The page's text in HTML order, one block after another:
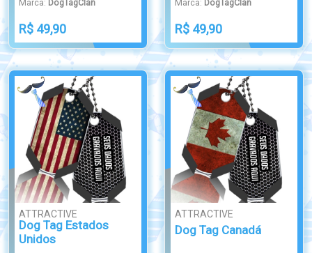
Marca: DogTagClan
R$ 49,90
Marca: DogTagClan
R$ 49,90
ATTRACTIVE
Dog Tag Estados
Unidos
ATTRACTIVE
Dog Tag Canadá